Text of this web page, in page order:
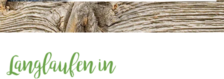
Langlaufen in